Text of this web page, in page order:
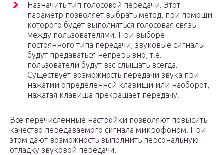
Назначить тип голосовой передачи. Этот
параметр позволяет выбрать метод, при помощи
которого будет выполняться голосовая связь
между пользователями. При выборе
постоянного типа передачи, звуковые сигналы
будут предаваться непрерывно, т.е.
пользователи будут вас слышать всегда.
Существует возможность передачи звука при
нажатии определенной клавиши или наоборот,
нажатая клавиша прекращает передачу.
Все перечисленные настройки позволяют повысить
качество передаваемого сигнала микрофоном. При
этом дают возможность выполнить персональную
отладку звуковой передачи.